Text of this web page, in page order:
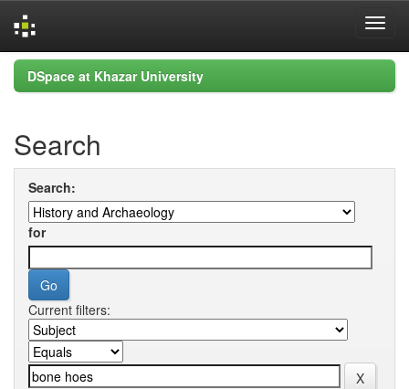
Skip
navigation
DSpace at Khazar University
Search
Search:
for
Current filters: